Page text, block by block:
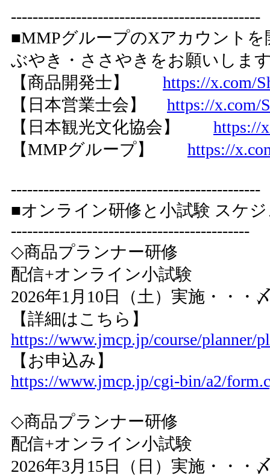
----------------------------------------------
■MMPグループのXアカウント
ぶやき・ささやきをお願いしま
【商品開発士】 https://x.com/
【日本営業士会】 https://x.com/
【日本観光文化協会】 https://
【MMPグループ】 https://
----------------------------------------------
■オンライン研修と小試験 スケ
--------------------------------------------
◇商品プランナー研修
配信+オンライン小試験
2026年1月10日（土）実施・・・
【詳細はこちら】
https://www.jmcp.jp/course/planner/
【お申込み】
https://www.jmcp.jp/cgi-bin/a2/
◇商品プランナー研修
配信+オンライン小試験
2026年3月15日（日）実施・・・